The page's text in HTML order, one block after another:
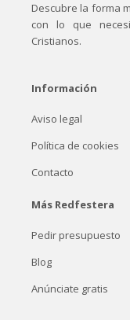
Descubre la forma
con lo que
Cristianos.
Información
Aviso legal
Política de cookies
Contacto
Más Redfestera
Pedir presupuesto
Blog
Anúnciate gratis